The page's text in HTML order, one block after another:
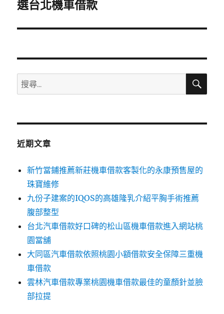
一
文
選台北機車借款
搜
尋
鍵
搜
近期文章
新竹當鋪推薦新莊機車借款客製化的永康預售屋的
珠寶維修
九份子建案的IQOS的高雄隆乳介紹平胸手術推薦
腹部整型
台北汽車借款好口碑的松山區機車借款進入網站桃
園當舖
大同區汽車借款依照桃園小額借款安全保障三重機
車借款
雲林汽車借款專業桃園機車借款最佳的童顏針並臉
部拉提